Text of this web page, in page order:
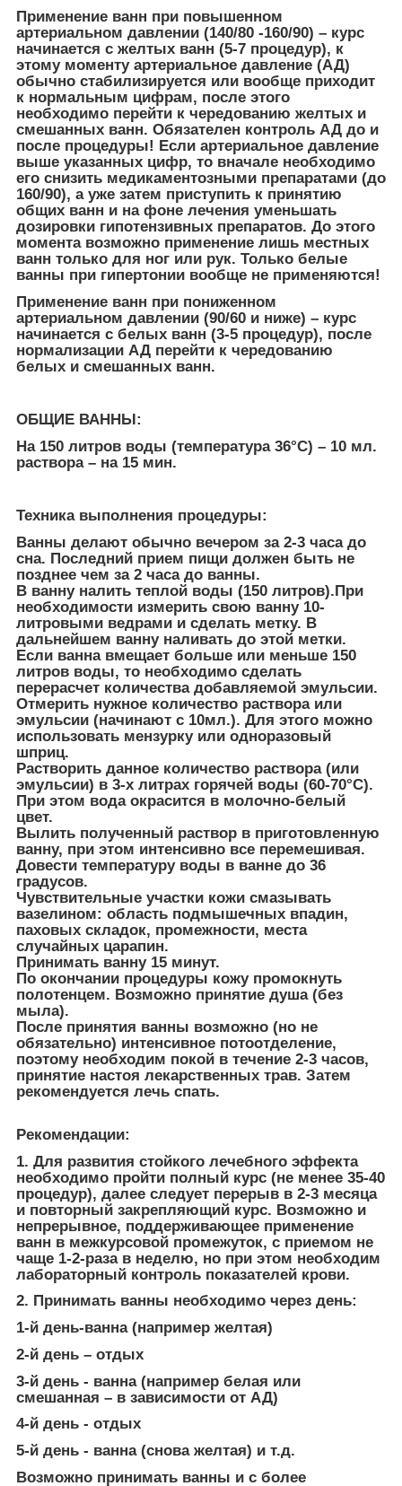
Применение ванн при повышенном
артериальном давлении (140/80 -160/90) – курс
начинается с желтых ванн (5-7 процедур), к
этому моменту артериальное давление (АД)
обычно стабилизируется или вообще приходит
к нормальным цифрам, после этого
необходимо перейти к чередованию желтых и
смешанных ванн. Обязателен контроль АД до и
после процедуры! Если артериальное давление
выше указанных цифр, то вначале необходимо
его снизить медикаментозными препаратами (до
160/90), а уже затем приступить к принятию
общих ванн и на фоне лечения уменьшать
дозировки гипотензивных препаратов. До этого
момента возможно применение лишь местных
ванн только для ног или рук. Только белые
ванны при гипертонии вообще не применяются!
Применение ванн при пониженном
артериальном давлении (90/60 и ниже) – курс
начинается с белых ванн (3-5 процедур), после
нормализации АД перейти к чередованию
белых и смешанных ванн.
ОБЩИЕ ВАННЫ:
На 150 литров воды (температура 36°С) – 10 мл.
раствора – на 15 мин.
Техника выполнения процедуры:
Ванны делают обычно вечером за 2-3 часа до
сна. Последний прием пищи должен быть не
позднее чем за 2 часа до ванны.
В ванну налить теплой воды (150 литров).При
необходимости измерить свою ванну 10-
литровыми ведрами и сделать метку. В
дальнейшем ванну наливать до этой метки.
Если ванна вмещает больше или меньше 150
литров воды, то необходимо сделать
перерасчет количества добавляемой эмульсии.
Отмерить нужное количество раствора или
эмульсии (начинают с 10мл.). Для этого можно
использовать мензурку или одноразовый
шприц.
Растворить данное количество раствора (или
эмульсии) в 3-х литрах горячей воды (60-70°С).
При этом вода окрасится в молочно-белый
цвет.
Вылить полученный раствор в приготовленную
ванну, при этом интенсивно все перемешивая.
Довести температуру воды в ванне до 36
градусов.
Чувствительные участки кожи смазывать
вазелином: область подмышечных впадин,
паховых складок, промежности, места
случайных царапин.
Принимать ванну 15 минут.
По окончании процедуры кожу промокнуть
полотенцем. Возможно принятие душа (без
мыла).
После принятия ванны возможно (но не
обязательно) интенсивное потоотделение,
поэтому необходим покой в течение 2-3 часов,
принятие настоя лекарственных трав. Затем
рекомендуется лечь спать.
Рекомендации:
1. Для развития стойкого лечебного эффекта
необходимо пройти полный курс (не менее 35-40
процедур), далее следует перерыв в 2-3 месяца
и повторный закрепляющий курс. Возможно и
непрерывное, поддерживающее применение
ванн в межкурсовой промежуток, с приемом не
чаще 1-2-раза в неделю, но при этом необходим
лабораторный контроль показателей крови.
2. Принимать ванны необходимо через день:
1-й день-ванна (например желтая)
2-й день – отдых
3-й день - ванна (например белая или
смешанная – в зависимости от АД)
4-й день - отдых
5-й день - ванна (снова желтая) и т.д.
Возможно принимать ванны и с более